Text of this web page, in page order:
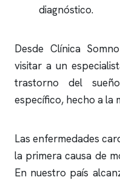
diagnóstico.
Desde Clínica Somno
visitar a un
trastorno del
específico, hecho a la
Las enfermedades
la primera causa de
En nuestro país